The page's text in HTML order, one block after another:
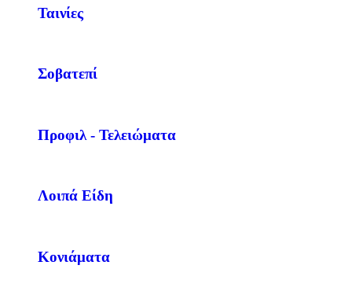
Ταινίες
Σοβατεπί
Προφιλ - Τελειώματα
Λοιπά Είδη
Κονιάματα